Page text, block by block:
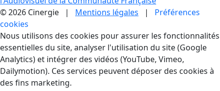
© 2026 Cinergie | Mentions légales | Préférences
cookies
Gestion des Cookies
Nous utilisons des cookies pour assurer les fonctionnalités
essentielles du site, analyser l'utilisation du site (Google
Analytics) et intégrer des vidéos (YouTube, Vimeo,
Dailymotion). Ces services peuvent déposer des cookies à
des fins marketing.